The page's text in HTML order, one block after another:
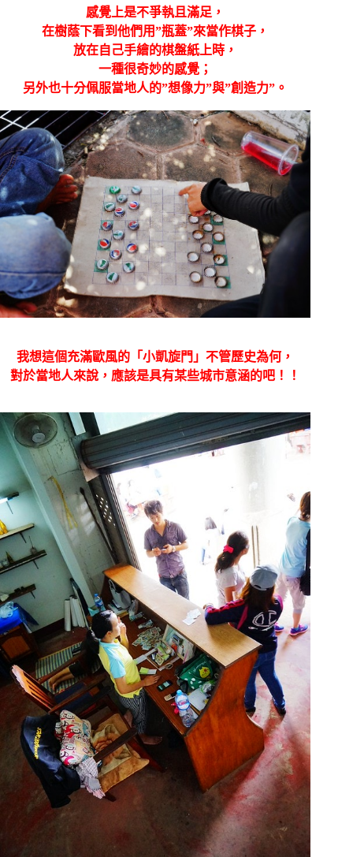
感覺上是不爭執且滿足，
在樹蔭下看到他們用”瓶蓋”來當作棋子，
放在自己手繪的棋盤紙上時，
一種很奇妙的感覺；
另外也十分佩服當地人的”想像力”與”創造力”。
我想這個充滿歐風的「小凱旋門」不管歷史為何，
對於當地人來說，應該是具有某些城市意涵的吧！！